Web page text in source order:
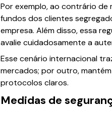
Por exemplo, ao contrário
fundos dos clientes
empresa. Além disso, essa
avalie cuidadosamente a
Esse cenário internacional
mercados; por outro,
protocolos claros.
Medidas de